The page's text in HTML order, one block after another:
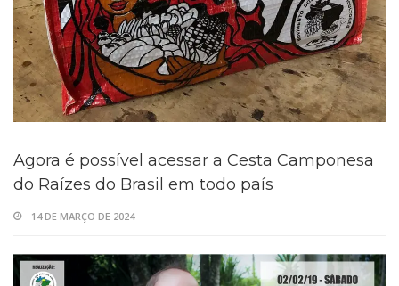
Agora é possível acessar a Cesta Camponesa
do Raízes do Brasil em todo país
14 DE MARÇO DE 2024